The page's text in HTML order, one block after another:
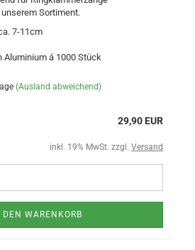
Sortiment.
7-11cm
Aluminium á 1000 Stück
(Ausland abweichend)
29,90 EUR
inkl. 19% MwSt. zzgl. Versand
DEN WARENKORB